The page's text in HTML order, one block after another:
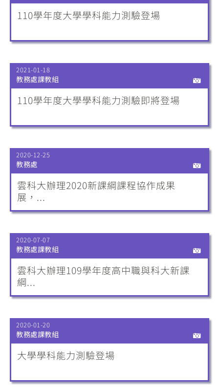
110學年度大學學科能力測驗登場
2021-01-18
教務處課教組
110學年度大學學科能力測驗即將登場
2020-12-25
教務處
雲科大辦理2020新課綱課程協作成果
展，...
2020-07-07
教務處課教組
雲科大辦理109學年度高中職與科大新課
綱...
2020-01-20
教務處課教組
大學學科能力測驗登場